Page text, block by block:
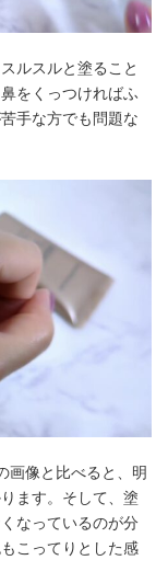
ルスルと塗ること
をくっつければふ
手な方でも問題な
画像と比べると、明
ます。そして、塗
なっているのが分
こってりとした感